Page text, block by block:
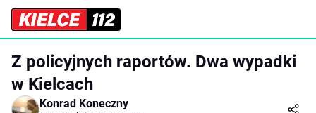
Z policyjnych raportów. Dwa wypadki
w Kielcach
Konrad Koneczny